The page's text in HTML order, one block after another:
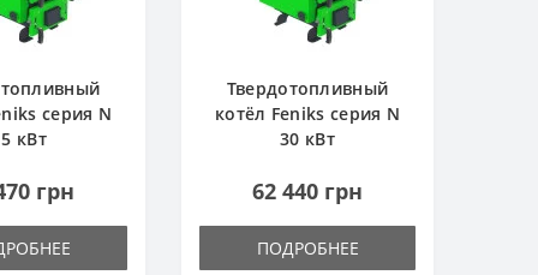
серия N
кВт
грн
Твердотопливный
котёл Feniks серия N
30 кВт
62 440 грн
ПОДРОБНЕЕ